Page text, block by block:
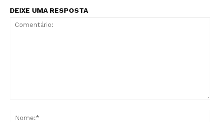
DEIXE UMA RESPOSTA